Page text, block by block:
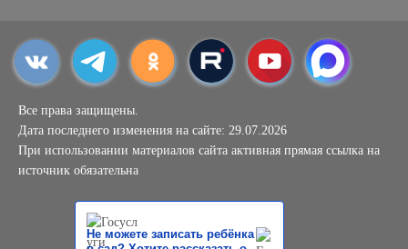
Все права защищены.
Дата последнего изменения на сайте: 29.07.2026
При использовании материалов сайта активная прямая ссылка на
источник обязательна
Не можете записать ребёнка